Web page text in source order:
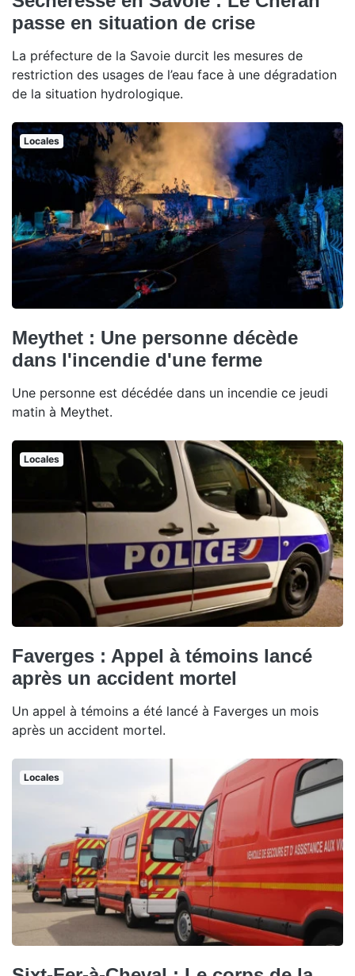
passe en situation de crise
La préfecture de la Savoie durcit les mesures de
restriction des usages de l’eau face à une dégradation
de la situation hydrologique.
Locales
Meythet : Une personne décède
dans l'incendie d'une ferme
Une personne est décédée dans un incendie ce jeudi
matin à Meythet.
Locales
Faverges : Appel à témoins lancé
après un accident mortel
Un appel à témoins a été lancé à Faverges un mois
après un accident mortel.
Locales